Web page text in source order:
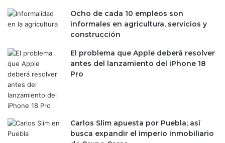
Ocho de cada 10 empleos son
informales en agricultura, servicios y
construcción
El problema que Apple deberá resolver
antes del lanzamiento del iPhone 18
Pro
Carlos Slim apuesta por Puebla; así
busca expandir el imperio inmobiliario